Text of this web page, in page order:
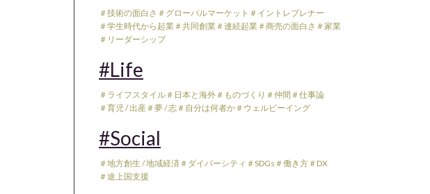
＃技術の面白さ ＃グローバルマーケット ＃イントレプレナー
＃学生時代から起業 ＃共同創業 ＃連続起業 ＃商売の面白さ ＃家業
＃リーダーシップ
#Life
＃ライフスタイル ＃日本と海外 ＃ものづくり ＃仲間 ＃仕事論
＃育児 / 出産 ＃夢 / 志 ＃自分は何者か ＃ウェルビーイング
#Social
＃地方創生 / 地域経済 ＃ダイバーシティ ＃SDGs ＃働き方 ＃DX
＃途上国支援